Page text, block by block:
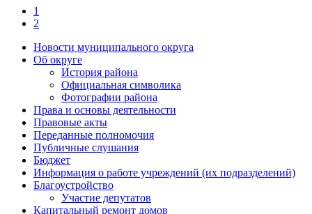
1
2
Новости муниципального округа
Об округе
История района
Официальная символика
Фотографии района
Права и основы деятельности
Правовые акты
Переданные полномочия
Публичные слушания
Бюджет
Информация о работе учреждений (их подразделений)
Благоустройство
Участие депутатов
Капитальный ремонт домов